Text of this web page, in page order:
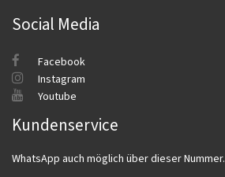
Social Media
Facebook
Instagram
Youtube
Kundenservice
WhatsApp auch möglich über dieser Nummer.